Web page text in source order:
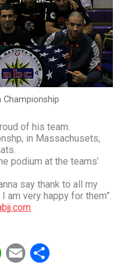
Championship
of his team.
in Massachusets,
podium at the teams’
say thank to all my
am very happy for them”.
.
WhatsApp
EmailShare